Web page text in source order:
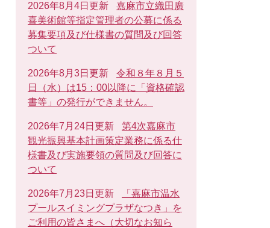
2026年8月4日更新
嘉麻市立織田廣
喜美術館等指定管理者の公募に係る
募集要項及び仕様書の質問及び回答
ついて
2026年8月3日更新
令和８年８月５
日（水）は15：00以降に「資格確認
書等」の発行ができません。
2026年7月24日更新
第4次嘉麻市
観光振興基本計画策定業務に係る仕
様書及び実施要領の質問及び回答に
ついて
2026年7月23日更新
「嘉麻市温水
プールスイミングプラザなつき」を
ご利用の皆さまへ（大切なお知ら